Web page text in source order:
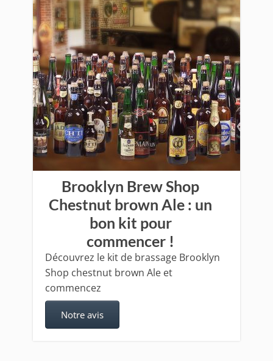
Brooklyn Brew Shop
Chestnut brown Ale : un
bon kit pour
commencer !
Découvrez le kit de brassage Brooklyn
Shop chestnut brown Ale et
commencez
Notre avis